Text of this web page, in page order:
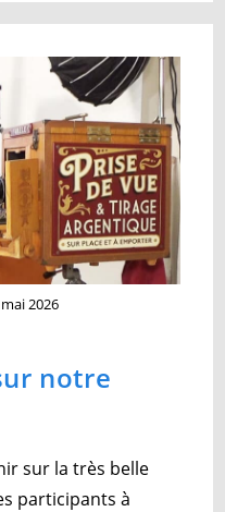
2026
notre
sur la très belle
participants à